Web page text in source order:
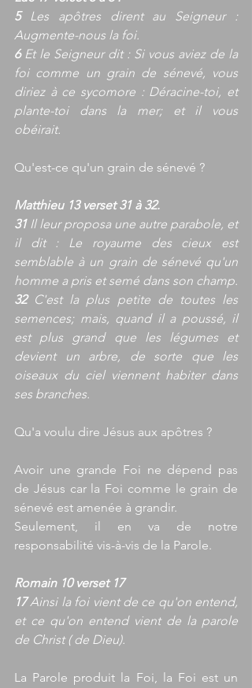
5 Les apôtres dirent au Seigneur :
Augmente-nous la foi.
6 Et le Seigneur dit : Si vous aviez de la
foi comme un grain de sénevé, vous
diriez à ce sycomore : Déracine-toi, et
plante-toi dans la mer; et il vous
obéirait.
Qu'est-ce qu'un grain de sénevé ?
Matthieu 13 verset 31 à 32.
31 Il leur proposa une autre parabole, et
il dit : Le royaume des cieux est
semblable à un grain de sénevé qu'un
homme a pris et semé dans son champ.
32 C'est la plus petite de toutes les
semences; mais, quand il a poussé, il
est plus grand que les légumes et
devient un arbre, de sorte que les
oiseaux du ciel viennent habiter dans
ses branches.
Qu'a voulu dire Jésus aux apôtres ?
Avoir une grande Foi ne dépend pas
de Jésus car la Foi comme le grain de
sénevé est amenée à grandir.
Seulement, il en va de notre
responsabilité vis-à-vis de la Parole.
Romain 10 verset 17
17 Ainsi la foi vient de ce qu'on entend,
et ce qu'on entend vient de la parole
de Christ ( de Dieu).
La Parole produit la Foi, la Foi est un